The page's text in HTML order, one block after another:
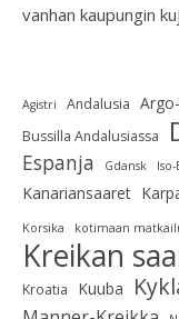
vanhan kaupungin
Agistri Andalusia
Bussilla Andalusiassa
Espanja Gdansk
Kanariansaaret
Korsika kotimaan
Kreikan
Kroatia Kuuba